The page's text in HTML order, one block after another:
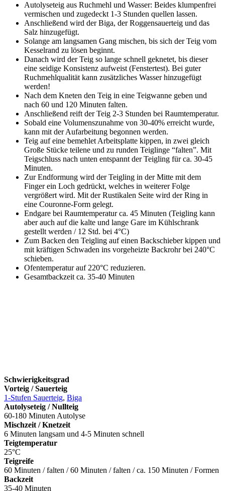
Autolyseteig aus Ruchmehl und Wasser: Beides klumpenfrei
vermischen und zugedeckt 1-3 Stunden quellen lassen.
Anschließend wird der Biga, der Roggensauerteig und das
Salz hinzugefügt.
Solange am langsamen Gang mischen, bis sich der Teig vom
Kesselrand zu lösen beginnt.
Danach wird der Teig so lange schnell geknetet, bis dieser
eine seidige Konsistenz aufweist (Fenstertest). Bei guter
Ruchmehlqualität kann zusätzliches Wasser hinzugefügt
werden!
Nach dem Kneten den Teig in eine Teigwanne geben und
nach 60 und 120 Minuten falten.
Anschließend reift der Teig 2-3 Stunden bei Raumtemperatur.
Sobald eine Volumenszunahme von 30-40% erreicht wurde,
kann mit der Aufarbeitung begonnen werden.
Teig auf eine bemehlet Arbeitsplatte kippen, in zwei gleich
Große Stücke teilene und zu runden Teiglinge “falten”. Mit
Teigschluss nach unten entspannt der Teigling für ca. 30-45
Minuten.
Zur Endformung wird der Teigling in der Mitte mit dem
Finger ein Loch gedrückt, welches in weiterer Folge
vergrößert wird. Mit der Rustikalen Seite wird der Ring in
eine Couronne-Form gelegt.
Endgare bei Raumtemperatur ca. 45 Minuten (Teigling kann
aber auch auf die kalte und lange Gare im Kühlschrank
gestellt werden / 12 Std. bei 4°C)
Zum Backen den Teigling auf einen Backschieber kippen und
mit kräftigen Schwaden ins vorgeheizte Backrohr bei 240°C
schieben.
Ofentemperatur auf 220°C reduzieren.
Gesamtbackzeit ca. 35-40 Minuten
Schwierigkeitsgrad
Vorteig / Sauerteig
1-Stufen Sauerteig, Biga
Autolyseteig / Nullteig
60-180 Minuten Autolyse
Mischzeit / Knetzeit
6 Minuten langsam und 4-5 Minuten schnell
Teigtemperatur
25°C
Teigreife
60 Minuten / falten / 60 Minuten / falten / ca. 150 Minuten / Formen
Backzeit
35-40 Minuten